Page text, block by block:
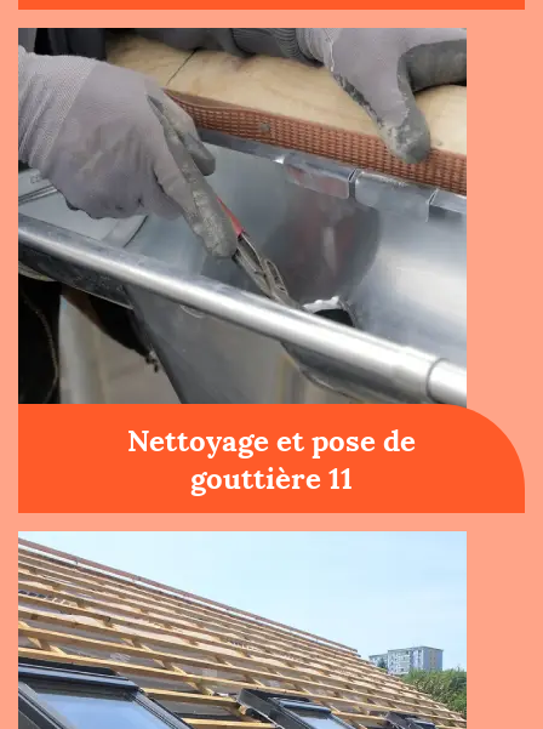
Nettoyage et pose de
gouttière 11